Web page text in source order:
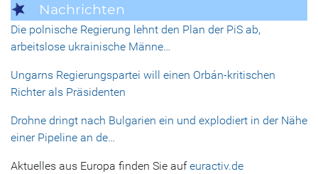
Nachrichten
Die polnische Regierung lehnt den Plan der PiS ab,
arbeitslose ukrainische Männe…
Ungarns Regierungspartei will einen Orbán-kritischen
Richter als Präsidenten
Drohne dringt nach Bulgarien ein und explodiert in der Nähe
einer Pipeline an de…
Aktuelles aus Europa finden Sie aufeuractiv.de